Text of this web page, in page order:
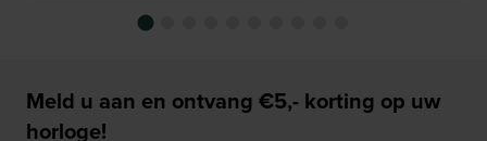
Meld u aan en ontvang €5,- korting op uw
horloge!